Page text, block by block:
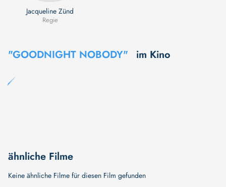
Jacqueline Zünd
Regie
"GOODNIGHT NOBODY" im Kino
ähnliche Filme
Keine ähnliche Filme für diesen Film gefunden